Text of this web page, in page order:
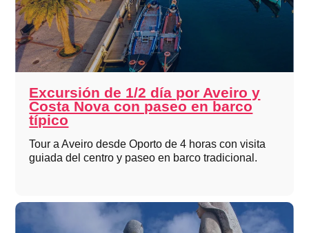
Excursión de 1/2 día por Aveiro y
Costa Nova con paseo en barco
típico
Tour a Aveiro desde Oporto de 4 horas con visita
guiada del centro y paseo en barco tradicional.